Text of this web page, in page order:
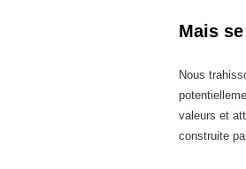
Mais
Nous
valeurs et
construite